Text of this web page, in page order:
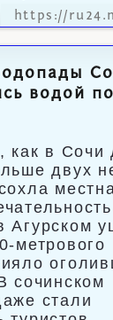
https://
водой
как в Сочи
двух
Агурском
метрового
сочинском
стали